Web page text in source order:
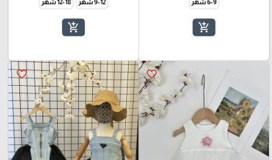
6-9 شهر
add_shopping_cart
9-12 شهر 12-18 شهر
add_shopping_cart
favorite_border
favorite_border